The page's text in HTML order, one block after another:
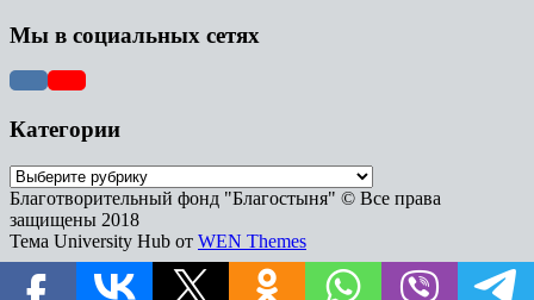
Мы в социальных сетях
Категории
Благотворительный фонд "Благостыня" © Все права
защищены 2018
Тема University Hub от WEN Themes